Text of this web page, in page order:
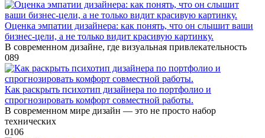
Оценка эмпатии дизайнера: как понять, что он слышит ваши
бизнес-цели, а не только видит красивую картинку.
В современном дизайне, где визуальная привлекательность
089
Как раскрыть психотип дизайнера по портфолио и
спрогнозировать комфорт совместной работы.
В современном мире дизайн — это не просто набор
технических
0106